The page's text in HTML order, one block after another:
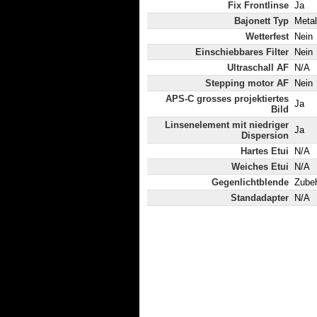
Fix Frontlinse Ja
Bajonett Typ
Metall
Wetterfest
Nein
Einschiebbares Filter
Nein
Ultraschall AF
N/A
Stepping motor AF
Nein
APS-C grosses projektiertes
Bild
Ja
Linsenelement mit niedriger
Dispersion
Ja
Hartes Etui
N/A
Weiches Etui
N/A
Gegenlichtblende
Standadapter
N/A